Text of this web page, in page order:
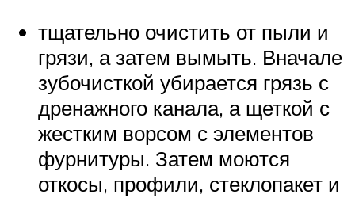
тщательно очистить от пыли и
грязи, а затем вымыть. Вначале
зубочисткой убирается грязь с
дренажного канала, а щеткой с
жестким ворсом с элементов
фурнитуры. Затем моются
откосы, профили, стеклопакет и